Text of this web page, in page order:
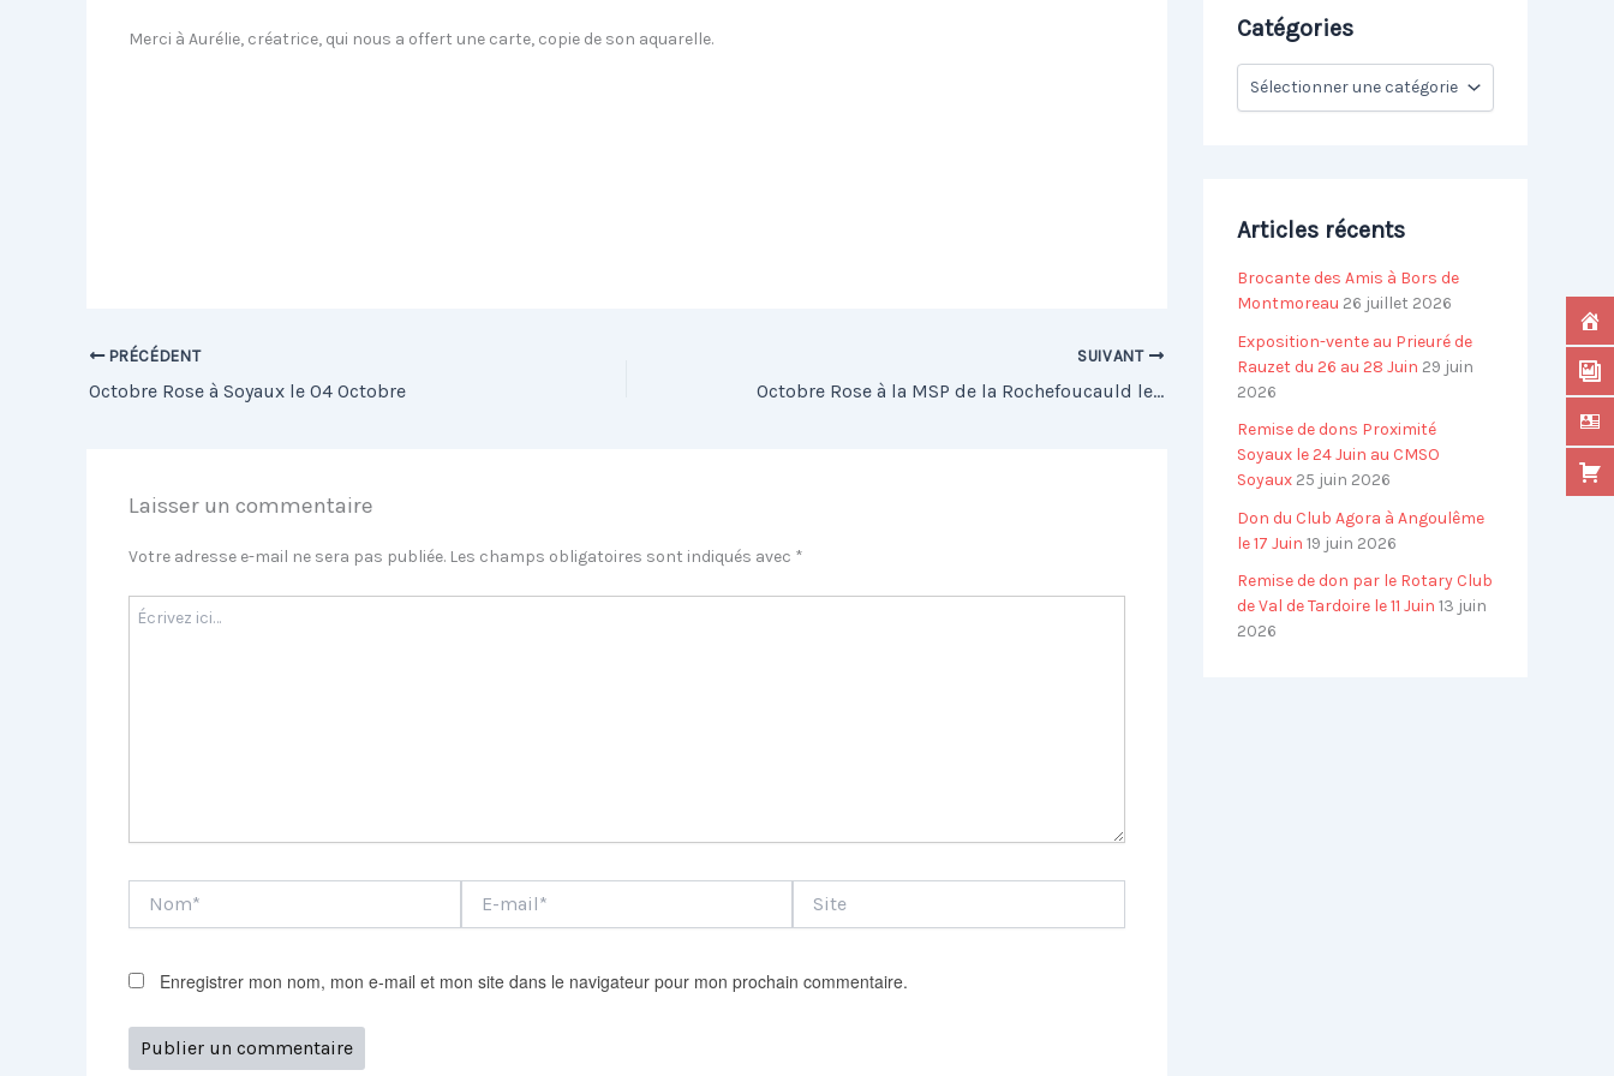
Merci à Aurélie, créatrice, qui nous a offert une carte, copie de son aquarelle.
PRÉCÉDENT
Octobre Rose à Soyaux le 04 Octobre
SUIVANT
Octobre Rose à la MSP de la Rochefoucauld le 12 Octobre
Laisser un commentaire
Votre adresse e-mail ne sera pas publiée. Les champs obligatoires sont indiqués avec *
Écrivez
ici…
mail*
Enregistrer mon nom, mon e-mail et mon site dans le navigateur pour mon prochain commentaire.
c
h
e
Catégories
C
r
i
e
s
Articles récents
Brocante des Amis à Bors de
Montmoreau 26 juillet 2026
Exposition-vente au Prieuré de
Rauzet du 26 au 28 Juin 29 juin
2026
Remise de dons Proximité
Soyaux le 24 Juin au CMSO
Soyaux 25 juin 2026
Don du Club Agora à Angoulême
le 17 Juin 19 juin 2026
Remise de don par le Rotary Club
de Val de Tardoire le 11 Juin 13 juin
2026